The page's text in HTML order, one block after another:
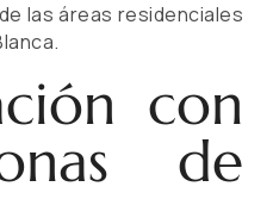
las áreas residenciales
con
de